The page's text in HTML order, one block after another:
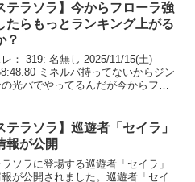
テラソラ】今からフローラ強
たらもっとランキング上がる
？
レ： 319: 名無し 2025/11/15(土)
ミネルバ持ってないからジン
の光パでやってるんだが今からフロ
テラソラ】巡遊者「セイラ」
報が公開
ラソラに登場する巡遊者「セイラ」
が公開されました。巡遊者「セイ